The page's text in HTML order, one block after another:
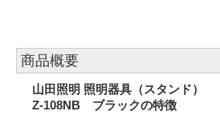
商品概要
山田照明 照明器具（スタンド）
Z-108NB ブラックの特徴